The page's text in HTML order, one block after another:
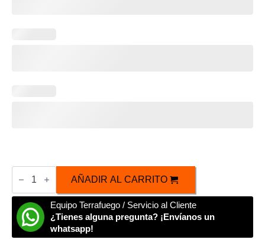
Caja
Personalizable
Joven
Terrafuego
250ml
cantidad
AÑADIR AL CARRITO
Equipo Terrafuego / Servicio al Cliente
¿Tienes alguna pregunta? ¡Envíanos un
whatsapp!